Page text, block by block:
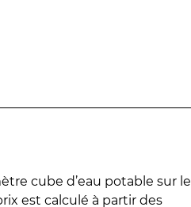
cube d’eau potable sur le
est calculé à partir des